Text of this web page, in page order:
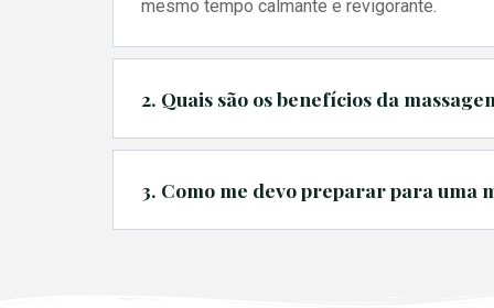
mesmo tempo calmante e revigorante.
2. Quais são os benefícios da
3. Como me devo preparar para uma